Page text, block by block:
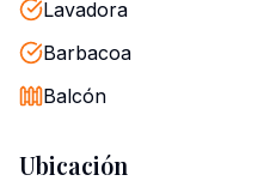
Lavadora
Barbacoa
Balcón
Ubicación